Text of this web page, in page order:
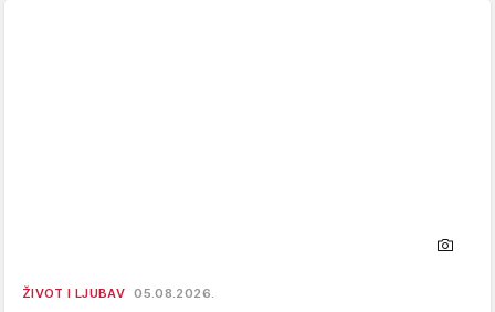
ŽIVOT I LJUBAV 05.08.2026.